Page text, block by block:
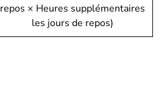
repos × Heures supplémentaires
les jours de repos)